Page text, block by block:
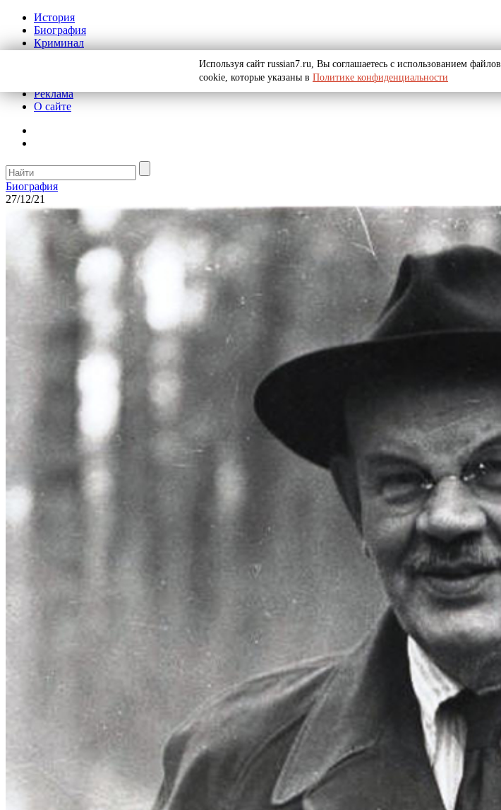
История
Биография
Криминал
Реклама
О сайте
Биография
27/12/21
Используя сайт russian7.ru, Вы соглашаетесь с использованием файлов
cookie, которые указаны в Политике конфиденциальности